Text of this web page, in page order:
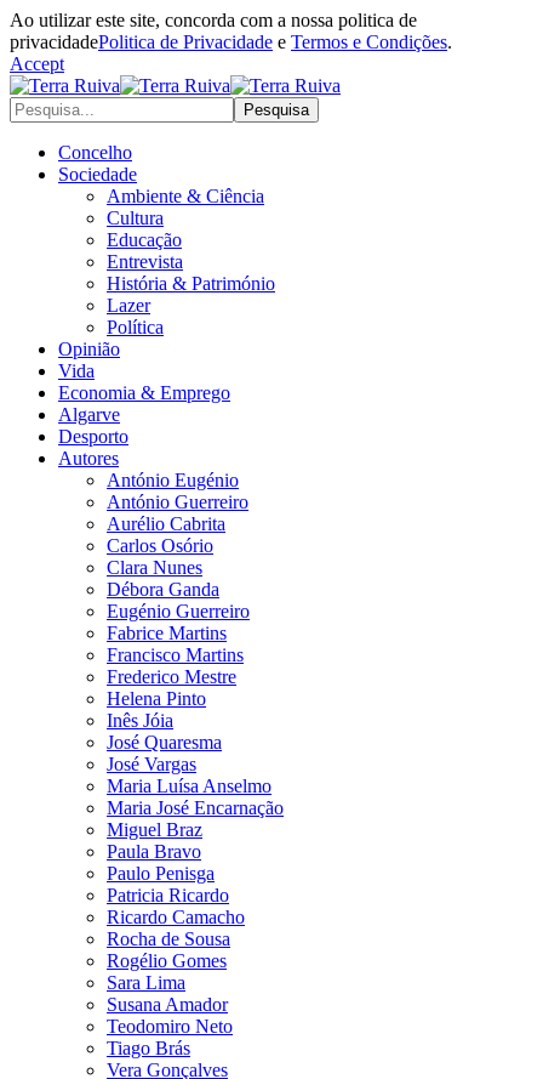
Ao utilizar este site, concorda com a nossa politica de
privacidadePolitica de Privacidade e Termos e Condições.
Accept
Concelho
Sociedade
Ambiente & Ciência
Cultura
Educação
Entrevista
História & Património
Lazer
Política
Opinião
Vida
Economia & Emprego
Algarve
Desporto
Autores
António Eugénio
António Guerreiro
Aurélio Cabrita
Carlos Osório
Clara Nunes
Débora Ganda
Eugénio Guerreiro
Fabrice Martins
Francisco Martins
Frederico Mestre
Helena Pinto
Inês Jóia
José Quaresma
José Vargas
Maria Luísa Anselmo
Maria José Encarnação
Miguel Braz
Paula Bravo
Paulo Penisga
Patricia Ricardo
Ricardo Camacho
Rocha de Sousa
Rogélio Gomes
Sara Lima
Susana Amador
Teodomiro Neto
Tiago Brás
Vera Gonçalves